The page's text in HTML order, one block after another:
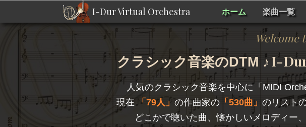
I-Dur Virtual Orchestra ホーム 楽曲一覧
Welcome
クラシック音楽のDTM ♪ I-
人気のクラシック音楽を中心に「 MIDI
現在
79人 の作曲家の 530曲
のリスト
どこかで聴いた曲、懐かしいメロディー